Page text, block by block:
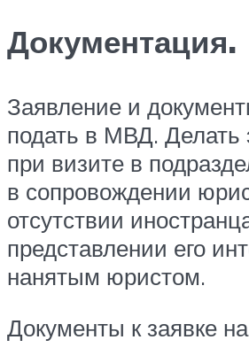
Документация.
Заявление и
подать в МВД. Делать
при визите в
в сопровождении
отсутствии
представлении его
нанятым юристом.
Документы к заявке